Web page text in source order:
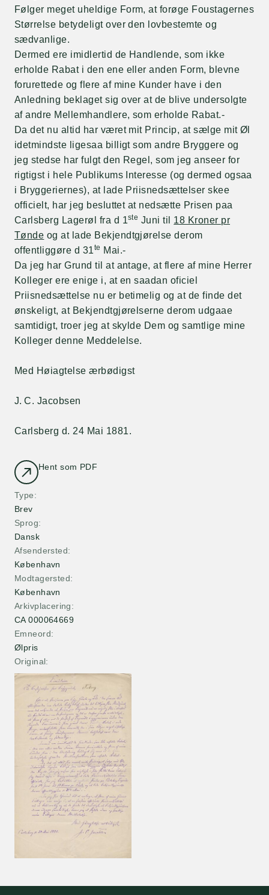
Hent som PDF
Type
Brev
Sprog
Dansk
Afsendersted
København
Modtagersted
København
Arkivplacering
CA 000064669
Emneord
Ølpris
Original
Følger meget uheldige Form, at forøge Foustagernes
Størrelse betydeligt over den lovbestemte og
sædvanlige.
Dermed ere imidlertid de Handlende, som ikke
erholde Rabat i den ene eller anden Form, blevne
forurettede og flere af mine Kunder have i den
Anledning beklaget sig over at de blive undersolgte
af andre Mellemhandlere, som erholde Rabat.-
Da det nu altid har været mit Princip, at sælge mit Øl
idetmindste ligesaa billigt som andre Bryggere og
jeg stedse har fulgt den Regel, som jeg anseer for
rigtigst i hele Publikums Interesse (og dermed ogsaa
i Bryggeriernes), at lade Priisnedsættelser skee
officielt, har jeg besluttet at nedsætte Prisen paa
Carlsberg Lagerøl fra d 1ste Juni til 18 Kroner pr
Tønde og at lade Bekjendtgjørelse derom
offentliggøre d 31te Mai.-
Da jeg har Grund til at antage, at flere af mine Herrer
Kolleger ere enige i, at en saadan oficiel
Priisnedsættelse nu er betimelig og at de finde det
ønskeligt, at Bekjendtgjørelserne derom udgaae
samtidigt, troer jeg at skylde Dem og samtlige mine
Kolleger denne Meddelelse.
Med Høiagtelse ærbødigst
J. C. Jacobsen
Carlsberg d. 24 Mai 1881.